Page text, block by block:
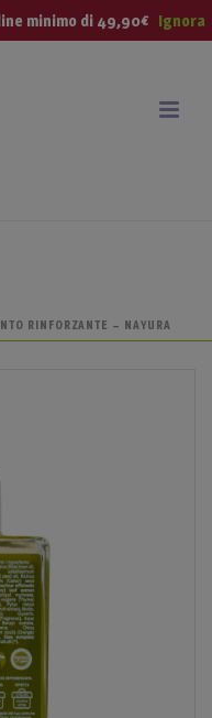
RINFORZANTE – NAYURA
minimo di 49,90€ Ignora
check